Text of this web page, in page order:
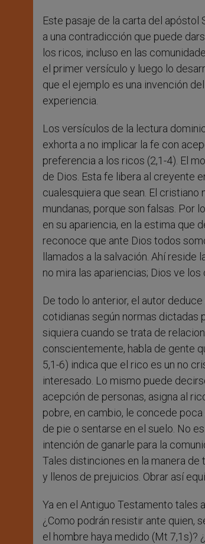
Este pasaje de la carta del apóstol
a una contradicción que puede
los ricos, incluso en las
el primer versículo y luego lo
que el ejemplo es una invención
experiencia.
Los versículos de la lectura
exhorta a no implicar la fe con
preferencia a los ricos (2,1-4). El
de Dios. Esta fe libera al creyente
cualesquiera que sean. El
mundanas, porque son falsas. Por
en su apariencia, en la estima que
reconoce que ante Dios todos
llamados a la salvación. Ahí
no mira las apariencias; Dios ve los
De todo lo anterior, el autor
cotidianas según normas dictadas
siquiera cuando se trata de
conscientemente, habla de gente
5,1-6) indica que el rico es un no
interesado. Lo mismo puede
acepción de personas, asigna al
pobre, en cambio, le concede
de pie o sentarse en el suelo. No
intención de ganarle para la
Tales distinciones en la manera
y llenos de prejuicios. Obrar así
Ya en el Antiguo Testamento tales
¿Como podrán resistir ante quien,
el hombre haya medido (Mt 7,1s)?